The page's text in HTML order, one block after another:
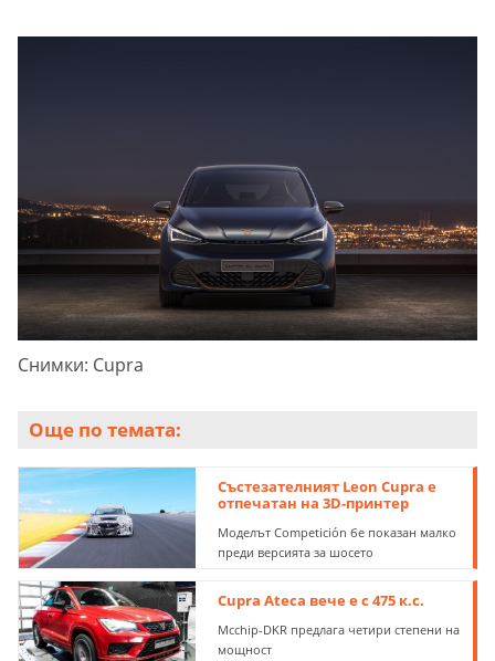
Снимки: Cupra
Още по темата:
Състезателният Leon Cupra е
отпечатан на 3D-принтер
Моделът Competición бе показан малко
преди версията за шосето
Cupra Ateca вече е с 475 к.с.
Mcchip-DKR предлага четири степени на
мощност